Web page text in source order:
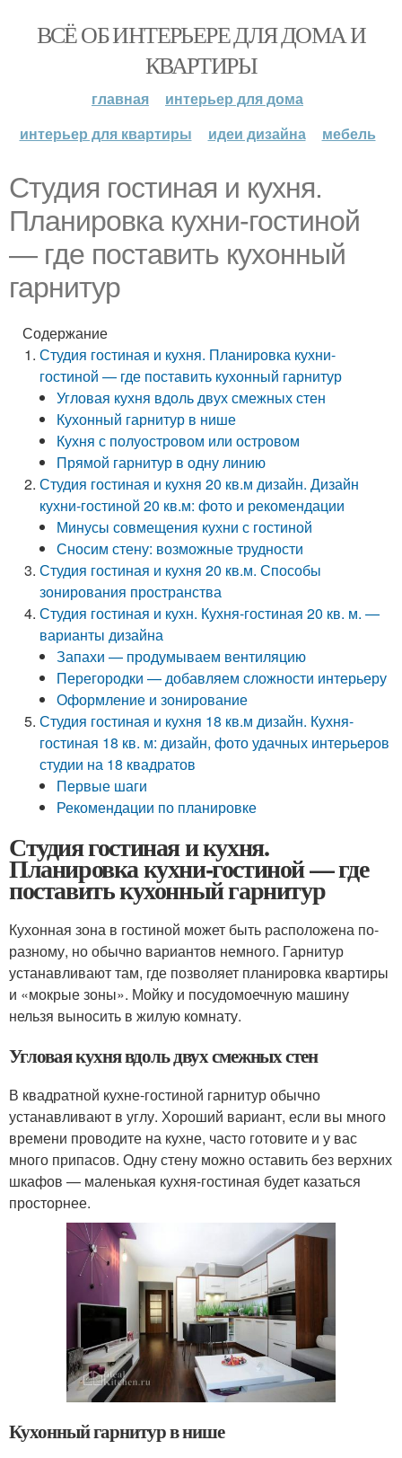
ВСЁ ОБ ИНТЕРЬЕРЕ ДЛЯ ДОМА И
КВАРТИРЫ
главная
интерьер для дома
интерьер для квартиры
идеи дизайна мебель
Студия гостиная и кухня.
Планировка кухни-гостиной
— где поставить кухонный
гарнитур
Содержание
Студия гостиная и кухня. Планировка кухни-
гостиной — где поставить кухонный гарнитур
Угловая кухня вдоль двух смежных стен
Кухонный гарнитур в нише
Кухня с полуостровом или островом
Прямой гарнитур в одну линию
Студия гостиная и кухня 20 кв.м дизайн. Дизайн
кухни-гостиной 20 кв.м: фото и рекомендации
Минусы совмещения кухни с гостиной
Сносим стену: возможные трудности
Студия гостиная и кухня 20 кв.м. Способы
зонирования пространства
Студия гостиная и кухн. Кухня-гостиная 20 кв. м. —
варианты дизайна
Запахи — продумываем вентиляцию
Перегородки — добавляем сложности интерьеру
Оформление и зонирование
Студия гостиная и кухня 18 кв.м дизайн. Кухня-
гостиная 18 кв. м: дизайн, фото удачных интерьеров
студии на 18 квадратов
Первые шаги
Рекомендации по планировке
Студия гостиная и кухня.
Планировка кухни-гостиной — где
поставить кухонный гарнитур
Кухонная зона в гостиной может быть расположена по-
разному, но обычно вариантов немного. Гарнитур
устанавливают там, где позволяет планировка квартиры
и «мокрые зоны». Мойку и посудомоечную машину
нельзя выносить в жилую комнату.
Угловая кухня вдоль двух смежных стен
В квадратной кухне-гостиной гарнитур обычно
устанавливают в углу. Хороший вариант, если вы много
времени проводите на кухне, часто готовите и у вас
много припасов. Одну стену можно оставить без верхних
шкафов — маленькая кухня-гостиная будет казаться
просторнее.
Кухонный гарнитур в нише